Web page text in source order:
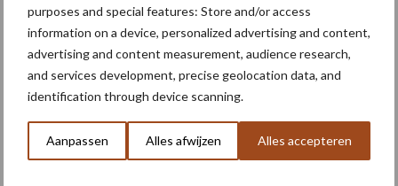
purposes and special features: Store and/or access
information on a device, personalized advertising and content,
advertising and content measurement, audience research,
and services development, precise geolocation data, and
identification through device scanning.
Aanpassen Alles afwijzen Alles accepteren
prijs te bepalen. Ook hier kan een kenniscentrum een bijdrage
leveren.”
Met de aanname van dit voorstel tot resolutie vraagt het Vlaams
groei van de korte keten, te inventariseren en aan te pakken.